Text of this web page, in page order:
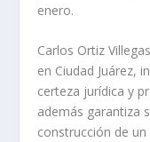
enero.
Carlos Ortiz
en Ciudad Juárez,
certeza jurídica y
además garantiza
construcción de